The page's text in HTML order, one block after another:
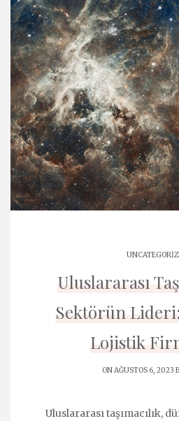
Uluslararası
Sektörün
Lojistik
ON AĞUSTOS 6, 2023
Uluslararası taşımacılık,